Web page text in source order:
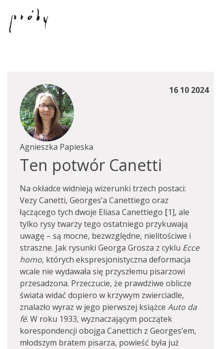
16 10 2024
Agnieszka Papieska
Ten potwór Canetti
Na okładce widnieją wizerunki trzech postaci:
Vezy Canetti, Georges’a Canettiego oraz
łączącego tych dwoje Eliasa Canettiego [1], ale
tylko rysy twarzy tego ostatniego przykuwają
uwagę – są mocne, bezwzględne, nielitościwe i
straszne. Jak rysunki Georga Grosza z cyklu Ecce
homo, których ekspresjonistyczna deformacja
wcale nie wydawała się przyszłemu pisarzowi
przesadzona. Przeczucie, że prawdziwe oblicze
świata widać dopiero w krzywym zwierciadle,
znalazło wyraz w jego pierwszej książce Auto da
fé. W roku 1933, wyznaczającym początek
korespondencji obojga Canettich z Georges’em,
młodszym bratem pisarza, powieść była już